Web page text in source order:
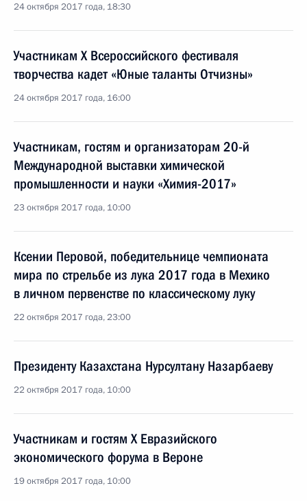
24 октября 2017 года, 18:30
Участникам X Всероссийского фестиваля
творчества кадет «Юные таланты Отчизны»
24 октября 2017 года, 16:00
Участникам, гостям и организаторам 20-й
Международной выставки химической
промышленности и науки «Химия-2017»
23 октября 2017 года, 10:00
Ксении Перовой, победительнице чемпионата
мира по стрельбе из лука 2017 года в Мехико
в личном первенстве по классическому луку
22 октября 2017 года, 23:00
Президенту Казахстана Нурсултану Назарбаеву
22 октября 2017 года, 10:00
Участникам и гостям X Евразийского
экономического форума в Вероне
19 октября 2017 года, 10:00